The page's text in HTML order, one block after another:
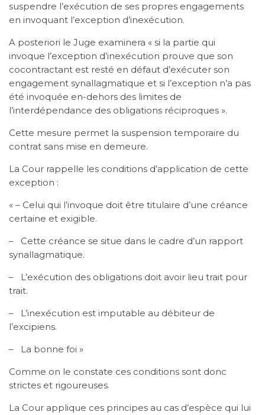
suspendre l’exécution de ses propres engagements
en invoquant l’exception d’inexécution.
A posteriori le Juge examinera « si la partie qui
invoque l’exception d’inexécution prouve que son
cocontractant est resté en défaut d’exécuter son
engagement synallagmatique et si l’exception n’a pas
été invoquée en-dehors des limites de
l’interdépendance des obligations réciproques ».
Cette mesure permet la suspension temporaire du
contrat sans mise en demeure.
La Cour rappelle les conditions d’application de cette
exception :
« – Celui qui l’invoque doit être titulaire d’une créance
certaine et exigible.
– Cette créance se situe dans le cadre d’un rapport
synallagmatique.
– L’exécution des obligations doit avoir lieu trait pour
trait.
– L’inexécution est imputable au débiteur de
l’excipiens.
– La bonne foi »
Comme on le constate ces conditions sont donc
strictes et rigoureuses.
La Cour applique ces principes au cas d’espèce qui lui